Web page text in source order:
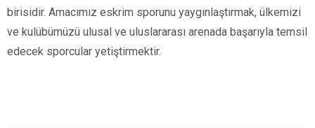
birisidir. Amacımız eskrim sporunu yaygınlaştırmak, ülkemizi
ve kulübümüzü ulusal ve uluslararası arenada başarıyla temsil
edecek sporcular yetiştirmektir.